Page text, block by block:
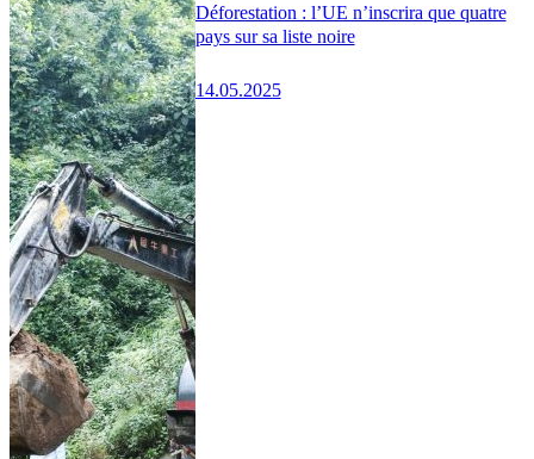
Déforestation : l’UE n’inscrira que quatre
pays sur sa liste noire
14.05.2025